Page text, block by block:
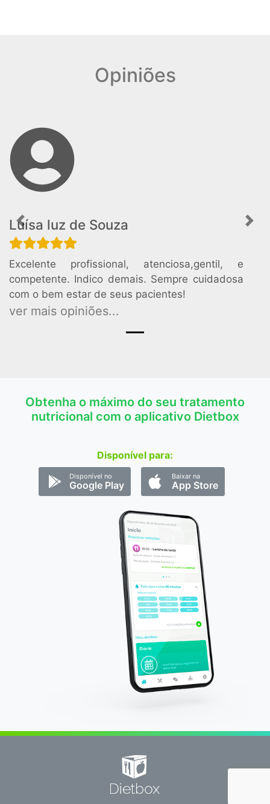
Opiniões
Luísa luz de Souza
Excelente profissional, atenciosa,gentil, e
competente. Indico demais. Sempre cuidadosa
com o bem estar de seus pacientes!
ver mais opiniões...
Previous Next
Obtenha o máximo do seu tratamento
nutricional com o aplicativo Dietbox
Disponível para:
Disponível no
Google Play
Baixar na
App Store